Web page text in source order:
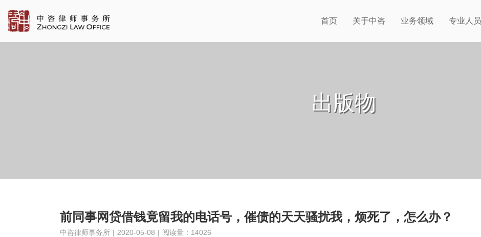
首页 关于中咨 业务领域 专业人员
出版物
前同事网贷借钱竟留我的电话号，催债的天天骚扰我，烦死了，怎么办？
中咨律师事务所 | 2020-05-08 | 阅读量：14026